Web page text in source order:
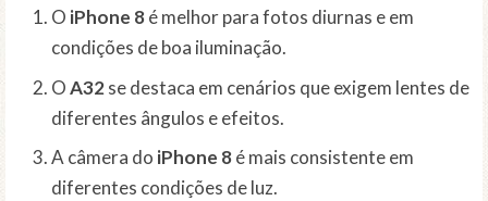
O iPhone 8é melhor para fotos diurnas e em
condições de boa iluminação.
OA32se destaca em cenários que exigem lentes de
diferentes ângulos e efeitos.
A câmera do iPhone 8é mais consistente em
diferentes condições de luz.